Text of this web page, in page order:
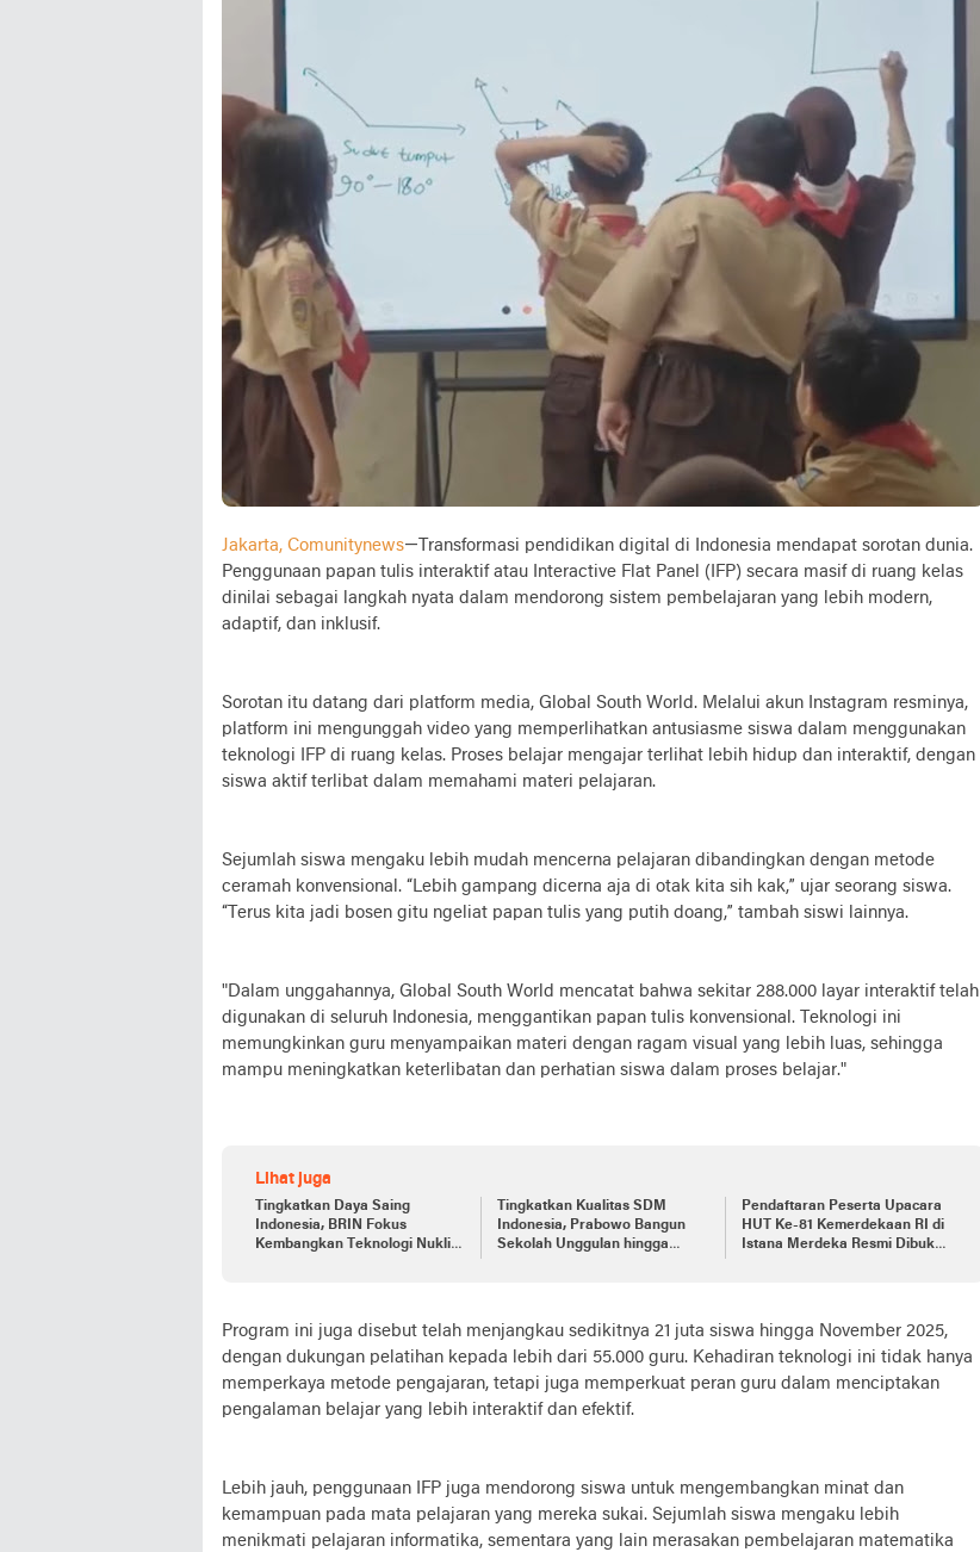
Jakarta, Comunitynews—Transformasi pendidikan digital di Indonesia mendapat sorotan dunia.
Penggunaan papan tulis interaktif atau Interactive Flat Panel (IFP) secara masif di ruang kelas
dinilai sebagai langkah nyata dalam mendorong sistem pembelajaran yang lebih modern,
adaptif, dan inklusif.
Sorotan itu datang dari platform media, Global South World. Melalui akun Instagram resminya,
platform ini mengunggah video yang memperlihatkan antusiasme siswa dalam menggunakan
teknologi IFP di ruang kelas. Proses belajar mengajar terlihat lebih hidup dan interaktif, dengan
siswa aktif terlibat dalam memahami materi pelajaran.
Sejumlah siswa mengaku lebih mudah mencerna pelajaran dibandingkan dengan metode
ceramah konvensional. “Lebih gampang dicerna aja di otak kita sih kak,” ujar seorang siswa.
“Terus kita jadi bosen gitu ngeliat papan tulis yang putih doang,” tambah siswi lainnya.
"Dalam unggahannya, Global South World mencatat bahwa sekitar 288.000 layar interaktif telah
digunakan di seluruh Indonesia, menggantikan papan tulis konvensional. Teknologi ini
memungkinkan guru menyampaikan materi dengan ragam visual yang lebih luas, sehingga
mampu meningkatkan keterlibatan dan perhatian siswa dalam proses belajar."
Lihat juga
Tingkatkan Daya Saing
Indonesia, BRIN Fokus
Kembangkan Teknologi Nuklir
Tingkatkan Kualitas SDM
Indonesia, Prabowo Bangun
Sekolah Unggulan hingga
Pendaftaran Peserta Upacara
HUT Ke-81 Kemerdekaan RI di
Istana Merdeka Resmi Dibuka
Program ini juga disebut telah menjangkau sedikitnya 21 juta siswa hingga November 2025,
dengan dukungan pelatihan kepada lebih dari 55.000 guru. Kehadiran teknologi ini tidak hanya
memperkaya metode pengajaran, tetapi juga memperkuat peran guru dalam menciptakan
pengalaman belajar yang lebih interaktif dan efektif.
Lebih jauh, penggunaan IFP juga mendorong siswa untuk mengembangkan minat dan
kemampuan pada mata pelajaran yang mereka sukai. Sejumlah siswa mengaku lebih
menikmati pelajaran informatika, sementara yang lain merasakan pembelajaran matematika